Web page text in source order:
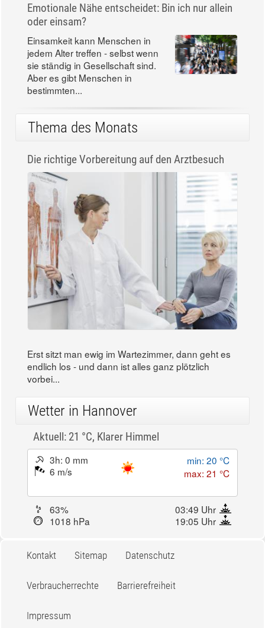
Emotionale Nähe entscheidet: Bin ich nur allein
oder einsam?
Einsamkeit kann Menschen in
jedem Alter treffen - selbst wenn
sie ständig in Gesellschaft sind.
Aber es gibt Menschen in
bestimmten...
Thema des Monats
Die richtige Vorbereitung auf den Arztbesuch
Erst sitzt man ewig im Wartezimmer, dann geht es
endlich los - und dann ist alles ganz plötzlich
vorbei...
Wetter in Hannover
Aktuell: 21 °C, Klarer Himmel
3h: 0 mm
6 m/s
min: 20 °C
max: 21 °C
63%
03:49 Uhr
1018 hPa
19:05 Uhr
Kontakt Sitemap Datenschutz
Verbraucherrechte Barrierefreiheit
Impressum